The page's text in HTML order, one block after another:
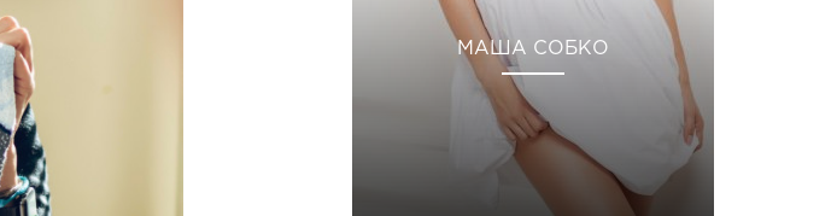
МАША СОБКО